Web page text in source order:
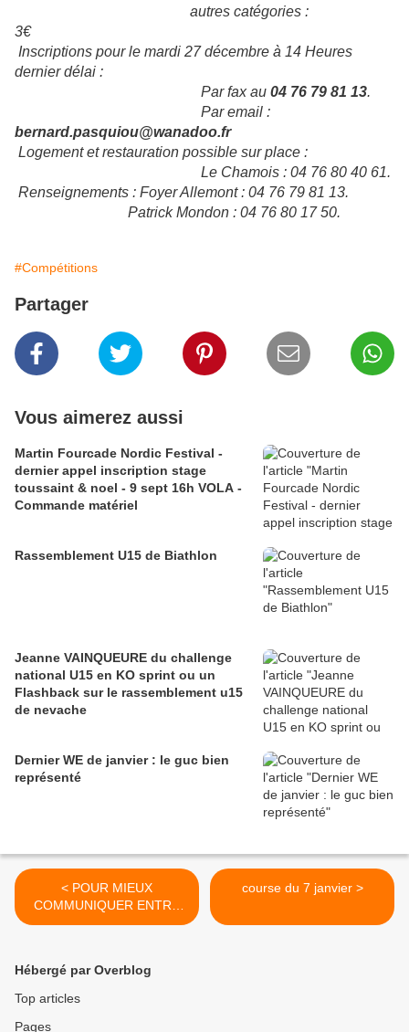
autres catégories :
3€
Inscriptions pour le mardi 27 décembre à 14 Heures
dernier délai :
Par fax au 04 76 79 81 13.
Par email :
bernard.pasquiou@wanadoo.fr
Logement et restauration possible sur place :
Le Chamois : 04 76 80 40 61.
Renseignements : Foyer Allemont : 04 76 79 81 13.
Patrick Mondon : 04 76 80 17 50.
#Compétitions
Partager
Vous aimerez aussi
Martin Fourcade Nordic Festival -
dernier appel inscription stage
toussaint & noel - 9 sept 16h VOLA -
Commande matériel
Rassemblement U15 de Biathlon
Jeanne VAINQUEURE du challenge
national U15 en KO sprint ou un
Flashback sur le rassemblement u15
de nevache
Dernier WE de janvier : le guc bien
représenté
< POUR MIEUX
COMMUNIQUER ENTRE
VOUS PENDANT QUE JE
course du 7 janvier >
Hébergé par Overblog
Top articles
Pages